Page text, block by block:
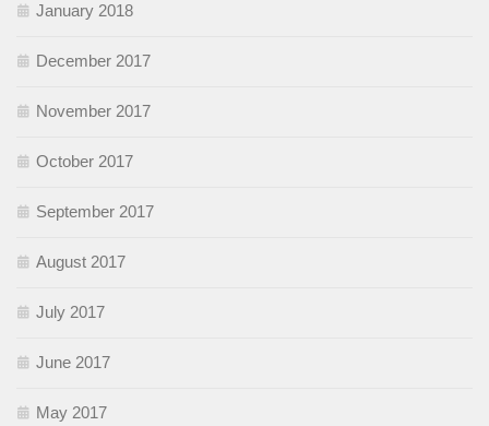
January 2018
December 2017
November 2017
October 2017
September 2017
August 2017
July 2017
June 2017
May 2017